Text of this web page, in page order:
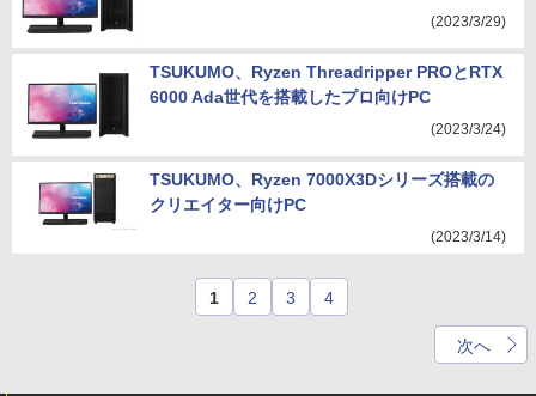
(2023/3/29)
TSUKUMO、Ryzen Threadripper PROとRTX
6000 Ada世代を搭載したプロ向けPC
(2023/3/24)
TSUKUMO、Ryzen 7000X3Dシリーズ搭載の
クリエイター向けPC
(2023/3/14)
1 2 3 4
次へ